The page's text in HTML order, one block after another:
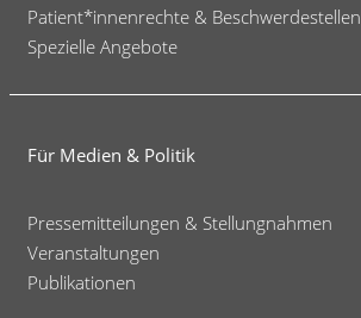
Patient*innenrechte & Beschwerdestellen
Spezielle Angebote
Für Medien & Politik
Pressemitteilungen & Stellungnahmen
Veranstaltungen
Publikationen